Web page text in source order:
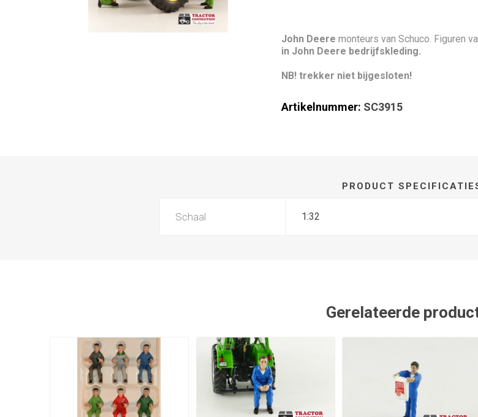
John Deere monteurs van Schuco. Figuren
in John Deere bedrijfskleding.
NB! trekker niet bijgesloten!
Artikelnummer: SC3915
PRODUCT
Schaal 1:32
Gerelateerde